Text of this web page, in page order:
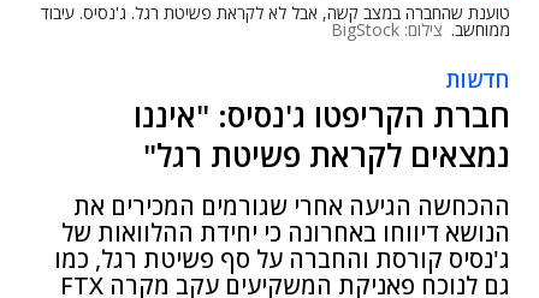
טוענת שהחברה במצב קשה, אבל לא לקראת פשיטת רגל. ג'נסיס. עיבוד
ממוחשב. צילום: BigStock
חדשות
חברת הקריפטו ג'נסיס: "איננו
נמצאים לקראת פשיטת רגל"
ההכחשה הגיעה אחרי שגורמים המכירים את
הנושא דיווחו באחרונה כי יחידת ההלוואות של
ג'נסיס קורסת והחברה על סף פשיטת רגל, כמו
גם לנוכח פאניקת המשקיעים עקב מקרה FTX